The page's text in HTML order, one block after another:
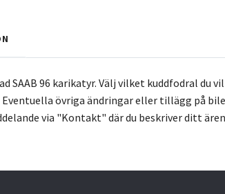
SAAB 96 karikatyr. Välj vilket kuddfodral du
Eventuella övriga ändringar eller tillägg på
via "Kontakt" där du beskriver ditt